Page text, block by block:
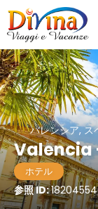
バレンシア, ス
Valencia
ホテル
参照 ID:18204554